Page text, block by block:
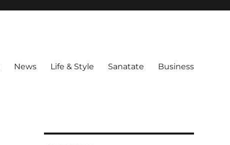
News Life & Style Sanatate Business